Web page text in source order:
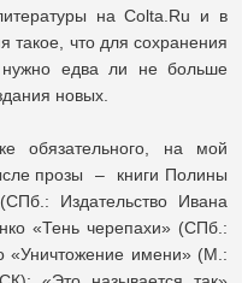
на Colta.Ru и в
такое, что для сохранения
нужно едва ли не больше
новых.
обязательного, на мой
прозы – книги Полины
Издательство Ивана
«Тень черепахи» (СПб.:
«Уничтожение имени» (М.: